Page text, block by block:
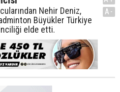
Nehir Deniz,
Büyükler Türkiye
elde etti.
A-